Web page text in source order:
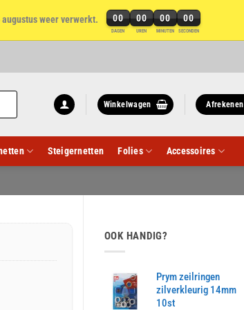
weer verwerkt. 00
DAGEN
00
UREN
00
MINUTEN
00
SECONDEN
Winkelwagen Afrekenen
Steigernetten Folies Accessoires
OOK HANDIG?
Prym zeilringen
zilverkleurig 14mm
10st